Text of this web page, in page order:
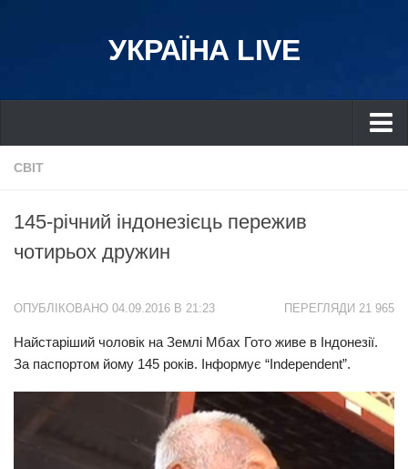
УКРАЇНА LIVE
Україна
Дніпро
Львів
Харків
Донбас
Одеса
СВІТ
145-річний індонезієць пережив
чотирьох дружин
ПЕРЕГЛЯДИ 21 965
ОПУБЛІКОВАНО 04.09.2016 В 21:23
Найстаріший чоловік на Землі Мбах Гото живе в Індонезії.
За паспортом йому 145 років. Інформує “Independent”.